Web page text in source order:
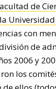
de
con
de
2006 y
los